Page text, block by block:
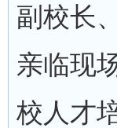
副校长
亲临现
校人才